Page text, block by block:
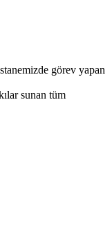
görev yapan
sunan tüm